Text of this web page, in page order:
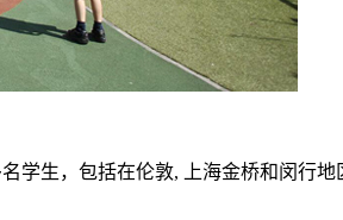
学生，包括在伦敦, 上海金桥和闵行